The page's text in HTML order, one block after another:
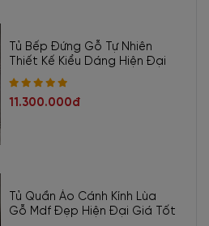
Tủ Bếp Đứng Gỗ Tự Nhiên
Thiết Kế Kiểu Dáng Hiện Đại
11.300.000đ
Tủ Quần Áo Cánh Kính Lùa
Gỗ Mdf Đẹp Hiện Đại Giá Tốt